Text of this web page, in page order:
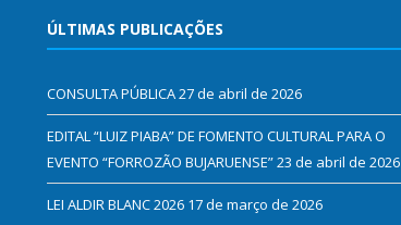
ÚLTIMAS PUBLICAÇÕES
CONSULTA PÚBLICA27 de abril de 2026
EDITAL “LUIZ PIABA” DE FOMENTO CULTURAL PARA O
EVENTO “FORROZÃO BUJARUENSE”23 de abril de 2026
LEI ALDIR BLANC 2026 17 de março de 2026